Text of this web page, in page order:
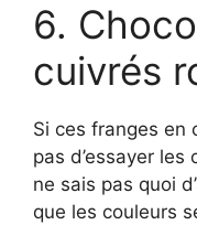
6.
cuivrés
Si ces franges en
pas d’essayer
ne sais pas quoi
que les couleurs